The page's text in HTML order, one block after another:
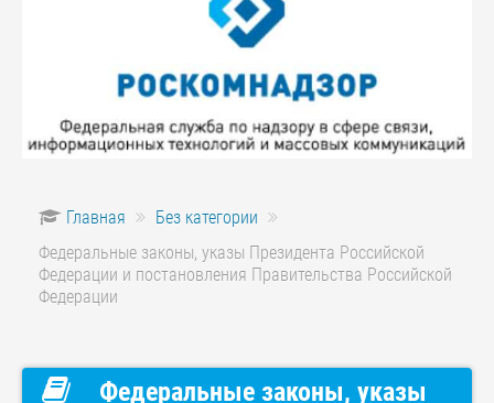
Главная
Без категории
Федеральные законы, указы Президента Российской
Федерации и постановления Правительства Российской
Федерации
Федеральные законы, указы